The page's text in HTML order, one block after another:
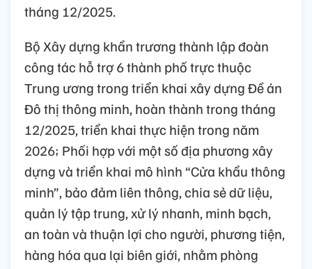
tháng 12/2025.
Bộ Xây dựng khẩn trương thành lập đoàn
công tác hỗ trợ 6 thành phố trực thuộc
Trung ương trong triển khai xây dựng Đề án
Đô thị thông minh, hoàn thành trong tháng
12/2025, triển khai thực hiện trong năm
2026; Phối hợp với một số địa phương xây
dựng và triển khai mô hình “Cửa khẩu thông
minh”, bảo đảm liên thông, chia sẻ dữ liệu,
quản lý tập trung, xử lý nhanh, minh bạch,
an toàn và thuận lợi cho người, phương tiện,
hàng hóa qua lại biên giới, nhằm phòng